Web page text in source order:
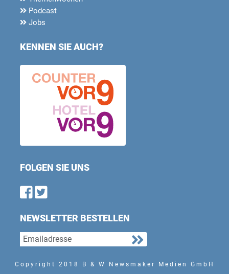
Podcast
Jobs
KENNEN SIE AUCH?
FOLGEN SIE UNS
Find us on Facebook
Follow us on Twitter
NEWSLETTER BESTELLEN
Copyright 2018 B & W Newsmaker Medien GmbH